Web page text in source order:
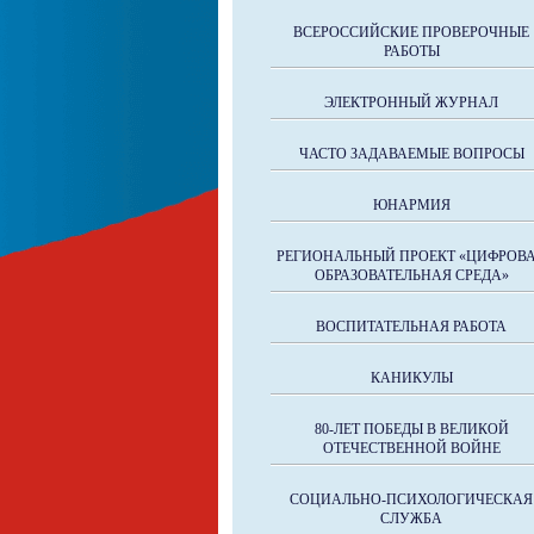
ВСЕРОССИЙСКИЕ ПРОВЕРОЧНЫЕ
РАБОТЫ
ЭЛЕКТРОННЫЙ ЖУРНАЛ
ЧАСТО ЗАДАВАЕМЫЕ ВОПРОСЫ
ЮНАРМИЯ
РЕГИОНАЛЬНЫЙ ПРОЕКТ
ОБРАЗОВАТЕЛЬНАЯ СРЕДА»
ВОСПИТАТЕЛЬНАЯ РАБОТА
КАНИКУЛЫ
80-ЛЕТ ПОБЕДЫ В ВЕЛИКОЙ
ОТЕЧЕСТВЕННОЙ ВОЙНЕ
СОЦИАЛЬНО-ПСИХОЛОГИЧЕСКАЯ
СЛУЖБА